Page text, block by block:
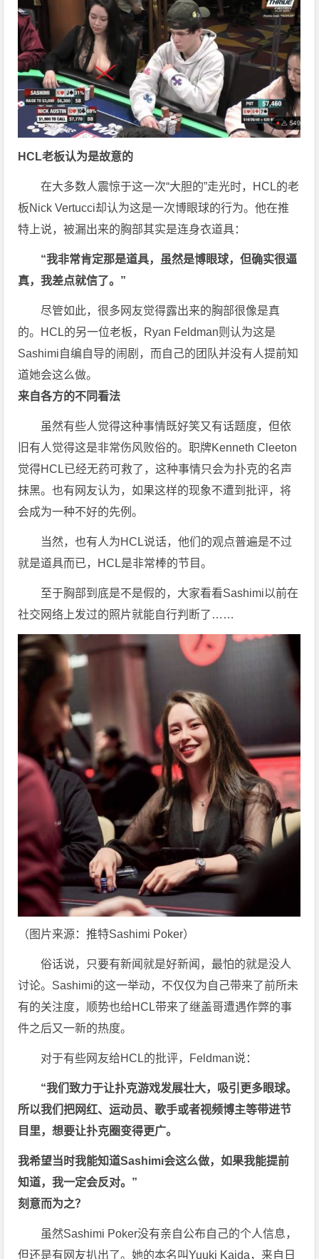
HCL老板认为是故意的
在大多数人震惊于这一次“大胆的”走光时，HCL的老
板Nick Vertucci却认为这是一次博眼球的行为。他在推
特上说，被漏出来的胸部其实是连身衣道具：
“我非常肯定那是道具，虽然是博眼球，但确实很逼
真，我差点就信了。”
尽管如此，很多网友觉得露出来的胸部很像是真
的。HCL的另一位老板，Ryan Feldman则认为这是
Sashimi自编自导的闹剧，而自己的团队并没有人提前知
道她会这么做。
来自各方的不同看法
虽然有些人觉得这种事情既好笑又有话题度，但依
旧有人觉得这是非常伤风败俗的。职牌Kenneth Cleeton
觉得HCL已经无药可救了，这种事情只会为扑克的名声
抹黑。也有网友认为，如果这样的现象不遭到批评，将
会成为一种不好的先例。
当然，也有人为HCL说话，他们的观点普遍是不过
就是道具而已，HCL是非常棒的节目。
至于胸部到底是不是假的，大家看看Sashimi以前在
社交网络上发过的照片就能自行判断了……
（图片来源：推特Sashimi Poker）
俗话说，只要有新闻就是好新闻，最怕的就是没人
讨论。Sashimi的这一举动，不仅仅为自己带来了前所未
有的关注度，顺势也给HCL带来了继盖哥遭遇作弊的事
件之后又一新的热度。
对于有些网友给HCL的批评，Feldman说：
“我们致力于让扑克游戏发展壮大，吸引更多眼球。
所以我们把网红、运动员、歌手或者视频博主等带进节
目里，想要让扑克圈变得更广。
我希望当时我能知道Sashimi会这么做，如果我能提前
知道，我一定会反对。”
刻意而为之？
虽然Sashimi Poker没有亲自公布自己的个人信息，
但还是有网友扒出了。她的本名叫Yuuki Kaida，来自日